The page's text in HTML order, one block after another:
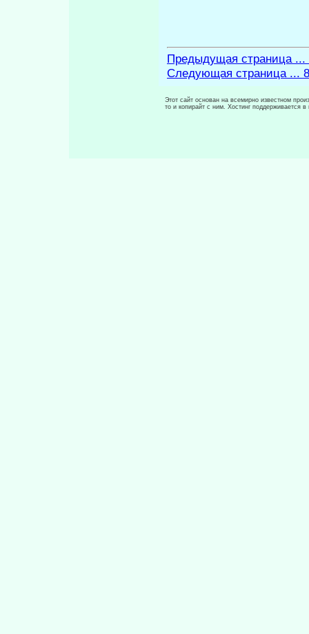
Предыдущая страница ...
Следующая страница ...
Этот сайт основан на всемирно известном
то и копирайт с ним. Хостинг поддерживается